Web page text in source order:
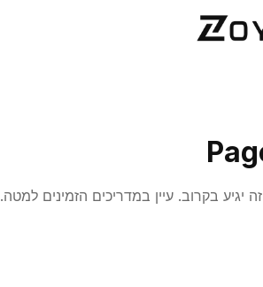
יגיע בקרוב. עיין במדריכים הזמינים למטה.